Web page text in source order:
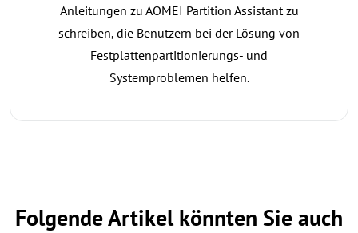
Anleitungen zu AOMEI Partition Assistant zu
schreiben, die Benutzern bei der Lösung von
Festplattenpartitionierungs- und
Systemproblemen helfen.
Folgende Artikel könnten Sie auch